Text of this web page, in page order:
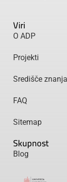
Viri
O ADP
Projekti
Središče znanja
FAQ
Sitemap
Skupnost
Blog